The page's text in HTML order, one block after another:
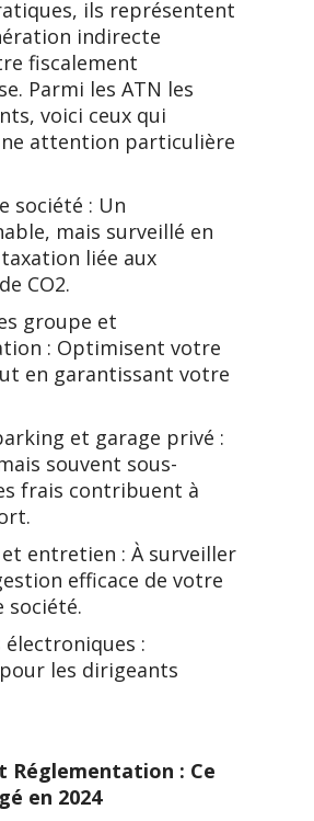
ils représentent
indirecte
fiscalement
Parmi les ATN les
voici ceux qui
attention particulière
société : Un
mais surveillé en
liée aux
CO2.
groupe et
: Optimisent votre
en garantissant votre
et garage privé :
souvent sous-
frais contribuent à
et entretien : À surveiller
efficace de votre
société.
électroniques :
les dirigeants
Réglementation : Ce
en 2024